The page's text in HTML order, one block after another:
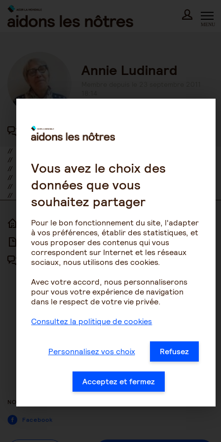
Skip
content
MENU
Annie Ludinard
417 participations au forum
//
//
//
//
//
//
ACCUEIL
ARTICLES
FORUM
ACCESSIBILITÉ
NOUS CONTACTER
MENTIONS LÉGALES
PLAN DU SITE
CONDITIONS GÉNÉRALES
GESTION DES COOKIES
ACCESSIBILITÉ : NON
CONFORME
NOUS SUIVRE
Facebook
Vous avez le choix des
données que vous
souhaitez partager
Pour le bon fonctionnement du site, l'adapter
à vos préférences, établir des statistiques, et
vous proposer des contenus qui vous
correspondent sur Internet et les réseaux
sociaux, nous utilisons des cookies.
Avec votre accord, nous personnaliserons
pour vous votre expérience de navigation
dans le respect de votre vie privée.
Consultez la politique de cookies
Personnalisez vos choix Refusez
Acceptez et fermez